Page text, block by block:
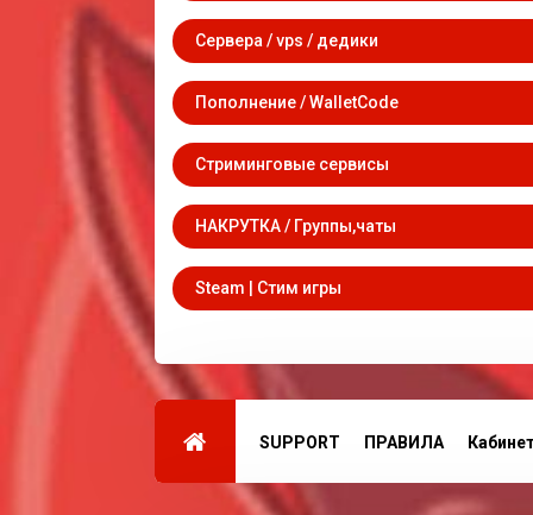
Сервера / vps / дедики
Пополнение / WalletCode
Стриминговые сервисы
НАКРУТКА / Группы,чаты
Steam | Стим игры
SUPPORT ПРАВИЛА